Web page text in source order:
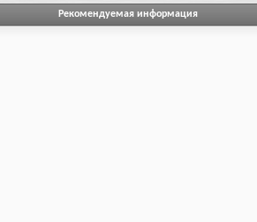
Рекомендуемая информация